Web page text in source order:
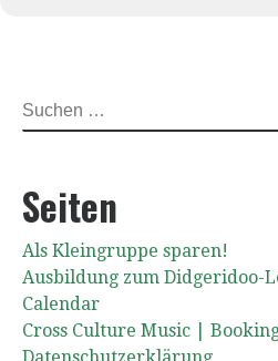
SUCHE
Seiten
Als Kleingruppe sparen!
Ausbildung zum Didgeridoo-
Calendar
Cross Culture Music |
Datenschutzerklärung